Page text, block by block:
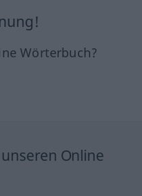
Wörterbuch?
Online